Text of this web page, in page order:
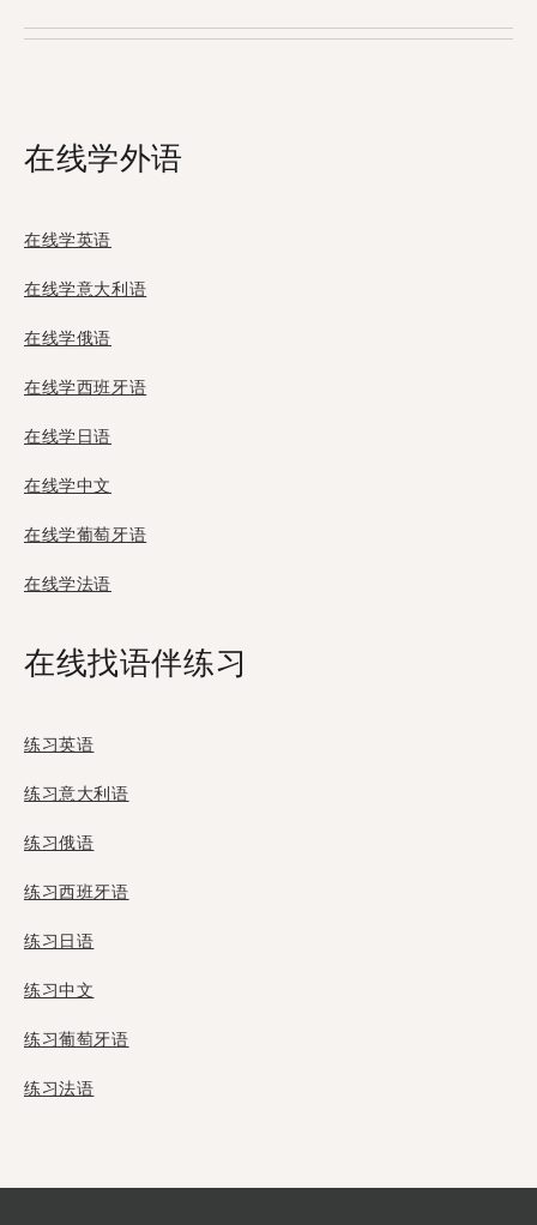
Tandem，当中有2位使用者来自班吉。
在线学外语
在线学英语
在线学意大利语
在线学俄语
在线学西班牙语
在线学日语
在线学中文
在线学葡萄牙语
在线学法语
在线找语伴练习
练习英语
练习意大利语
练习俄语
练习西班牙语
练习日语
练习中文
练习葡萄牙语
练习法语